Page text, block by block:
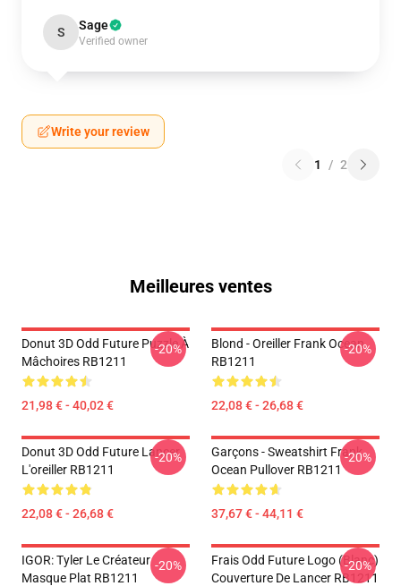
S Sage
Verified owner
Write your review
1 / 2
Meilleures ventes
Donut 3D Odd Future Puzzle À
Mâchoires RB1211
21,98 € - 40,02 €
-20%
Blond - Oreiller Frank Ocean
RB1211
22,08 € - 26,68 €
-20%
Donut 3D Odd Future Lancer
L'oreiller RB1211
22,08 € - 26,68 €
-20%
Garçons - Sweatshirt Frank
Ocean Pullover RB1211
37,67 € - 44,11 €
-20%
IGOR: Tyler Le Créateur
Masque Plat RB1211
-20%
Frais Odd Future Logo (blanc)
Couverture De Lancer RB1211
-20%